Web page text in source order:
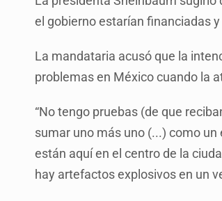
el gobierno estarían financiadas
La mandataria acusó que la
problemas en México cuando la
“No tengo pruebas (de que
sumar uno más uno (...) como
están aquí en el centro de la
hay artefactos explosivos en un